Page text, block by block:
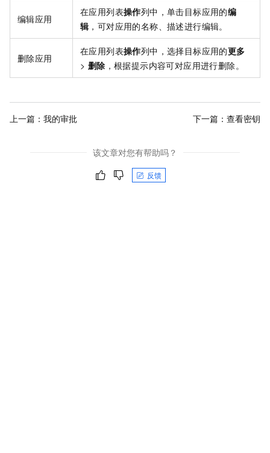
编辑应用
在应用列表操作列中，单击目标应用的编
辑 ，可对应用的名称、描述进行编辑。
删除应用
在应用列表操作列中，选择目标应用的更多
> 删除 ，根据提示内容可对应用进行删除。
上一篇： 我的审批 下一篇： 查看密钥
该文章对您有帮助吗？
反馈